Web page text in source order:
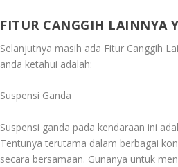
FITUR CANGGIH LAINNYA
Selanjutnya masih ada Fitur Canggih
anda ketahui adalah:
Suspensi Ganda
Suspensi ganda pada kendaraan ini
Tentunya terutama dalam berbagai
secara bersamaan. Gunanya untuk